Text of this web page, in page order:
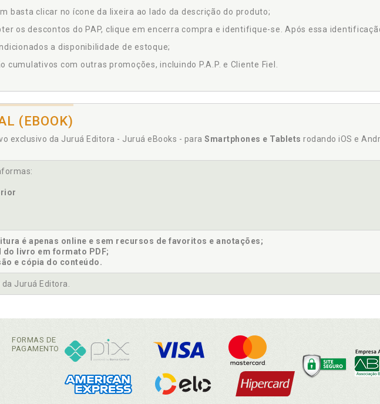
basta clicar no ícone da lixeira ao lado da descrição do produto;
os descontos do PAP, clique em encerra compra e identifique-se. Após essa
a disponibilidade de estoque;
cumulativos com outras promoções, incluindo P.A.P. e Cliente Fiel.
(EBOOK)
exclusivo da Juruá Editora - Juruá eBooks - para Smartphones e Tablets rodando iOS e
é apenas online e sem recursos de favoritos e anotações;
do livro em formato PDF;
e cópia do conteúdo.
Juruá Editora.
FORMAS DE
PAGAMENTO